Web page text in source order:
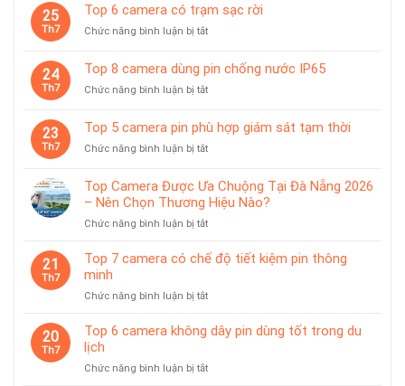
chuyên
cho
vàng
camera
pin
giá
từ
tiện
25
Th7
Top 6 camera có trạm sạc rời
Chức năng bình luận bị tắtở
6
camera
có
sạc
24
Th7
Top 8 camera dùng pin chống nước IP65
Chức năng bình luận bị tắtở
8
camera
dùng
chống
nước
IP65
23
Th7
Top 5 camera pin phù hợp giám sát tạm thời
Chức năng bình luận bị tắtở
5
camera
pin
phù
giám
thời
Top Camera Được Ưa Chuộng Tại Đà Nẵng 2026
– Nên Chọn Thương Hiệu Nào?
Chức năng bình luận bị tắtở
Camera
Được
Chuộng
Đà
21
Th7
Top 7 camera có chế độ tiết kiệm pin thông
minh
Chức năng bình luận bị tắtở
camera
chế
20
Th7
Top 6 camera không dây pin dùng tốt trong du
lịch
Chức năng bình luận bị tắtở